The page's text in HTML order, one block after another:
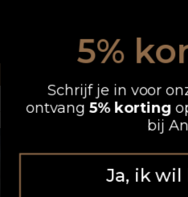
inhoud
5%
Schrijf je in voor
ontvang5% korting
bij
Ja, ik